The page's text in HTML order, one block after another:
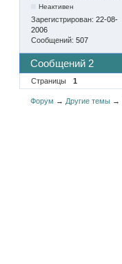
Неактивен
Зарегистрирован: 22-08-
2006
Сообщений: 507
Сообщений 2
Страницы 1
Форум → Другие темы →